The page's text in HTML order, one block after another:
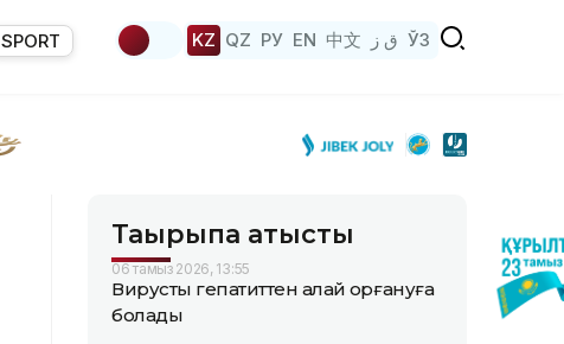
SPORT KZ QZ РУ EN 中文 ق ز ЎЗ
Тақырыпқа қатысты
06 тамыз 2026, 13:55
Вирустық гепатиттен қалай қорғануға
болады